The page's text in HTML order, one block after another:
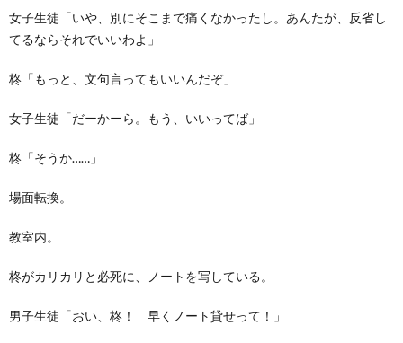
女子生徒「いや、別にそこまで痛くなかったし。あんたが、反省し
てるならそれでいいわよ」
柊「もっと、文句言ってもいいんだぞ」
女子生徒「だーかーら。もう、いいってば」
柊「そうか……」
場面転換。
教室内。
柊がカリカリと必死に、ノートを写している。
男子生徒「おい、柊！ 早くノート貸せって！」